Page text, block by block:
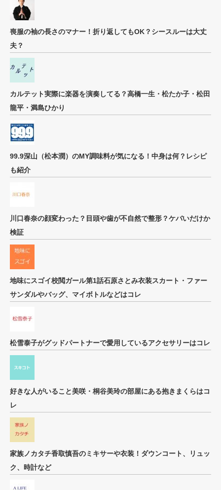
喪服の袖の長さのマナー！折り返してもOK？シースルーは大丈
夫？
カルテット実際に楽器を演奏してる？高橋一生・松たか子・松田
龍平・満島ひかり
99.9深山（松本潤）のMY調味料が気になる！中身は何？レシピ
も紹介
川口春奈の顔変わった？目頭や歯が不自然で整形？ケバいだけか
検証
地味にスゴイ校閲ガール第1話石原さとみ衣装スカート・ファー
サンダルやバッグ、マイボトルなどはコレ
松雪泰子がグッドパートナーで愛用しているアクセサリーはコレ
好きな人がいること美咲・桐谷美玲の部屋にある抱きまくらはコ
レ
家族ノカタチ香取慎吾のミキサーや衣装！ダウンコート、リュッ
ク、時計など